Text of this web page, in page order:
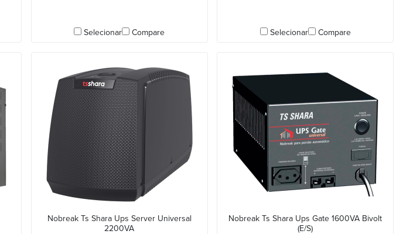
Selecionar Compare Selecionar Compare
Nobreak Ts Shara Ups Server Universal
2200VA
Nobreak Ts Shara Ups Gate 1600VA Bivolt
(E/S)